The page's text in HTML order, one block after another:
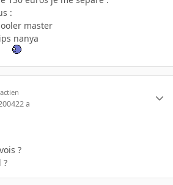
:
master
nanya
22 a
?
?